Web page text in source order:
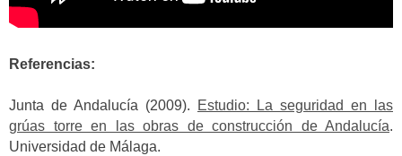
Referencias:
Junta de Andalucía (2009).
Estudio: La seguridad en las
grúas torre en las obras de construcción de Andalucía.
Universidad de Málaga.